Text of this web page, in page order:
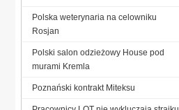
Polska weterynaria na celowniku
Rosjan
Polski salon odzieżowy House pod
murami Kremla
Poznański kontrakt Miteksu